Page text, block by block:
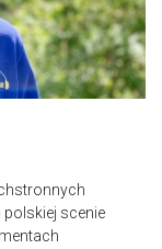
scenie